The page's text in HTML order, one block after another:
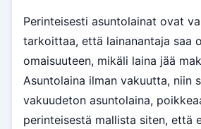
Perinteisesti asuntolainat ovat
tarkoittaa, että lainanantaja saa
omaisuuteen, mikäli laina jää
Asuntolaina ilman vakuutta, niin
vakuudeton asuntolaina,
perinteisestä mallista siten, että